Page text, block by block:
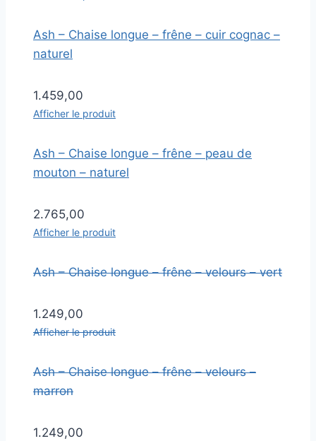
Ash – Chaise longue – frêne – cuir cognac –
naturel
1.459,00
Afficher le produit
Ash – Chaise longue – frêne – peau de
mouton – naturel
2.765,00
Afficher le produit
Ash – Chaise longue – frêne – velours – vert
1.249,00
Afficher le produit
Ash – Chaise longue – frêne – velours –
marron
1.249,00